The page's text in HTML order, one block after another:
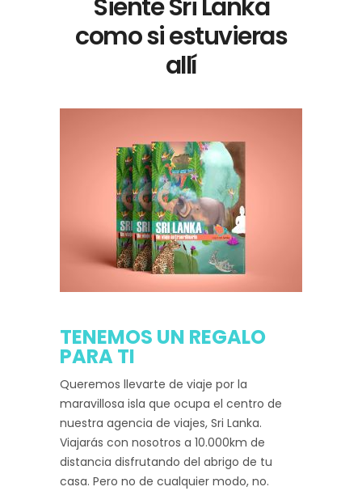
Siente Sri Lanka
como si estuvieras
allí
TENEMOS UN REGALO
PARA TI
Queremos llevarte de viaje por la
maravillosa isla que ocupa el centro de
nuestra agencia de viajes, Sri Lanka.
Viajarás con nosotros a 10.000km de
distancia disfrutando del abrigo de tu
casa. Pero no de cualquier modo, no.